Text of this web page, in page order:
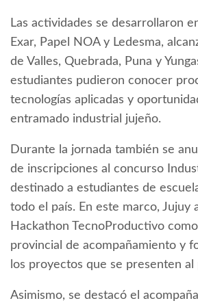
Las actividades se desarrollaron
Exar, Papel NOA y Ledesma,
de Valles, Quebrada, Puna y
estudiantes pudieron conocer
tecnologías aplicadas y
entramado industrial jujeño.
Durante la jornada también se
de inscripciones al concurso
destinado a estudiantes de
todo el país. En este marco, Jujuy
Hackathon TecnoProductivo
provincial de acompañamiento y
los proyectos que se presenten al
Asimismo, se destacó el